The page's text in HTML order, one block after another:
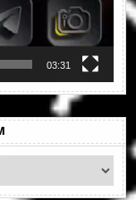
03:31